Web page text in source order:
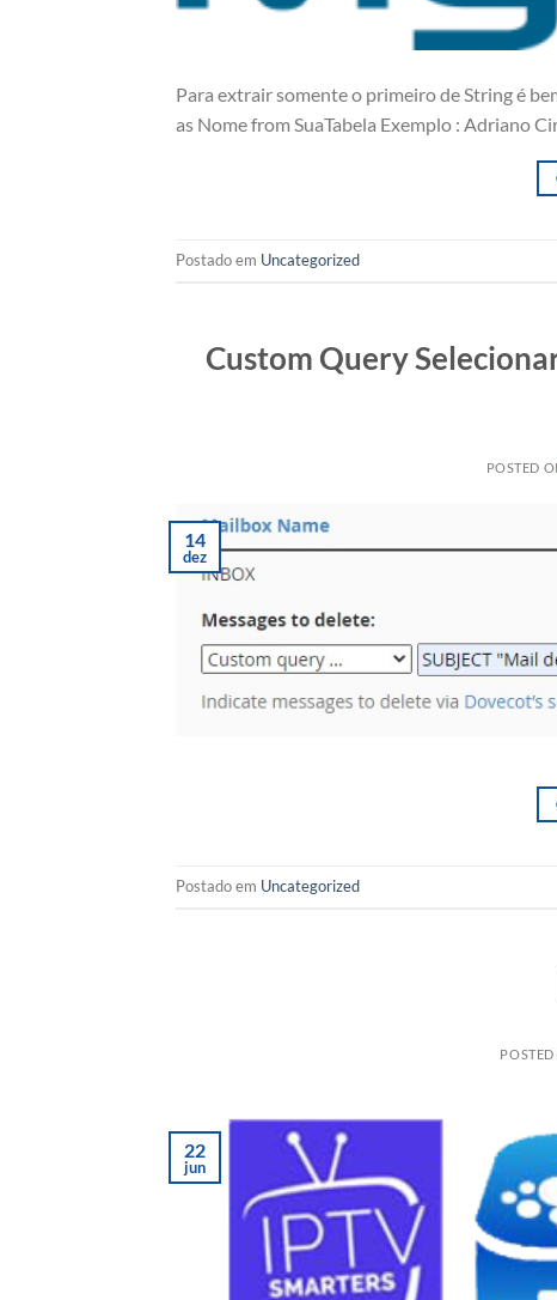
Para extrair somente o primeiro de String é
as Nome from SuaTabela Exemplo : Adriano
Postado em Uncategorized
Custom Query
POSTED
14
dez
Postado em Uncategorized
22
jun